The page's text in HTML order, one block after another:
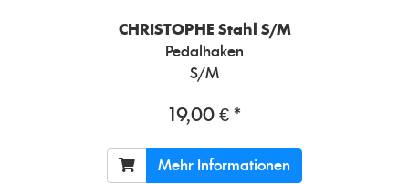
CHRISTOPHE Stahl S/M
Pedalhaken
S/M
19,00 € *
Mehr Informationen